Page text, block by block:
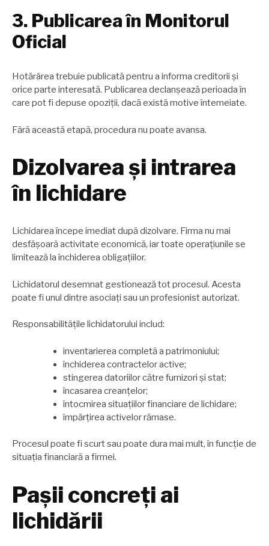
3. Publicarea în Monitorul
Oficial
Hotărârea trebuie publicată pentru a informa creditorii și
orice parte interesată. Publicarea declanșează perioada în
care pot fi depuse opoziții, dacă există motive întemeiate.
Fără această etapă, procedura nu poate avansa.
Dizolvarea și intrarea
în lichidare
Lichidarea începe imediat după dizolvare. Firma nu mai
desfășoară activitate economică, iar toate operațiunile se
limitează la închiderea obligațiilor.
Lichidatorul desemnat gestionează tot procesul. Acesta
poate fi unul dintre asociați sau un profesionist autorizat.
Responsabilitățile lichidatorului includ:
inventarierea completă a patrimoniului;
închiderea contractelor active;
stingerea datoriilor către furnizori și stat;
încasarea creanțelor;
întocmirea situațiilor financiare de lichidare;
împărțirea activelor rămase.
Procesul poate fi scurt sau poate dura mai mult, în funcție de
situația financiară a firmei.
Pașii concreți ai
lichidării